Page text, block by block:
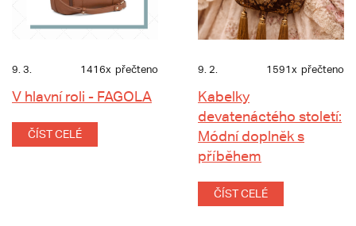
9. 3. 1416x přečteno
V hlavní roli - FAGOLA
ČÍST CELÉ
9. 2. 1591x přečteno
Kabelky
devatenáctého století:
Módní doplněk s
příběhem
ČÍST CELÉ